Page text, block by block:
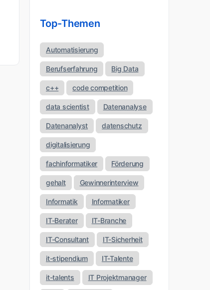
Top-Themen
Automatisierung
Berufserfahrung Big Data
c++ code competition
data scientist Datenanalyse
Datenanalyst datenschutz
digitalisierung
fachinformatiker Förderung
gehalt Gewinnerinterview
Informatik Informatiker
IT-Berater IT-Branche
IT-Consultant IT-Sicherheit
it-stipendium IT-Talente
it-talents IT Projektmanager